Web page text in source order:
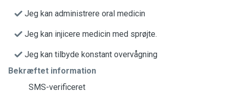
Jeg kan administrere oral medicin
Jeg kan injicere medicin med sprøjte.
Jeg kan tilbyde konstant overvågning
Bekræftet information
SMS-verificeret